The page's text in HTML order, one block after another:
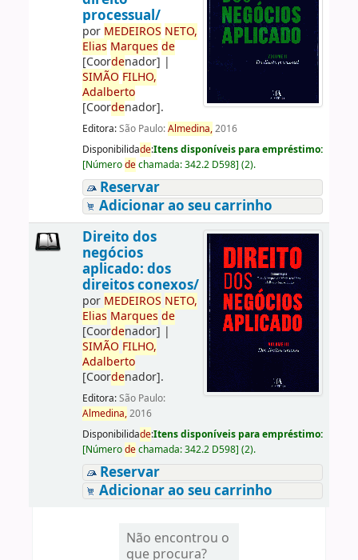
processual/
por MEDEIROS NETO,
Elias Marques de
[Coordenador] |
SIMÃO FILHO,
Adalberto
[Coordenador].
Editora:São Paulo:Almedina,2016
Disponibilidade:Itens disponíveis para empréstimo:
[Númerodechamada:342.2 D598] (2).
Reservar
Adicionar ao seu carrinho
Direito dos
negócios
aplicado: dos
direitos conexos/
por MEDEIROS NETO,
Elias Marques de
[Coordenador] |
SIMÃO FILHO,
Adalberto
[Coordenador].
Editora:São Paulo:
Almedina,2016
Disponibilidade:Itens disponíveis para empréstimo:
[Númerodechamada:342.2 D598] (2).
Reservar
Adicionar ao seu carrinho
Não encontrou o
que procura?